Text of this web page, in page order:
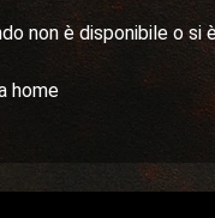
non è disponibile o si
home